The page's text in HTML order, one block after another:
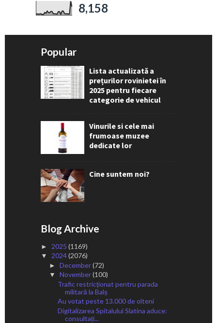
8,158
Popular
Lista actualizată a
prețurilor rovinietei în
2025 pentru fiecare
categorie de vehicul
Vinurile si cele mai
frumoase muzee
dedicate lor
Cine suntem noi?
Blog Archive
► 2025 (1169)
▼ 2024(2076)
► December(72)
▼ November(100)
Trafic restricționat pentru parada
militară la Balș
Au votat peste 13.000 de olteni
Digitalizarea Spitalului Slatina aduce:
consultați...